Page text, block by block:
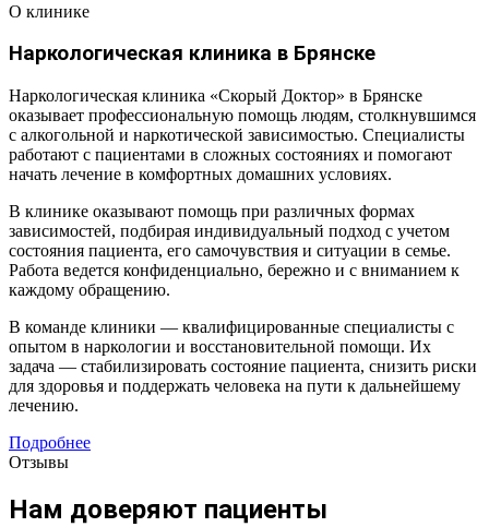
О клинике
Наркологическая клиника в Брянске
Наркологическая клиника «Скорый Доктор» в Брянске
оказывает профессиональную помощь людям, столкнувшимся
с алкогольной и наркотической зависимостью. Специалисты
работают с пациентами в сложных состояниях и помогают
начать лечение в комфортных домашних условиях.
В клинике оказывают помощь при различных формах
зависимостей, подбирая индивидуальный подход с учетом
состояния пациента, его самочувствия и ситуации в семье.
Работа ведется конфиденциально, бережно и с вниманием к
каждому обращению.
В команде клиники — квалифицированные специалисты с
опытом в наркологии и восстановительной помощи. Их
задача — стабилизировать состояние пациента, снизить риски
для здоровья и поддержать человека на пути к дальнейшему
лечению.
Подробнее
Отзывы
Нам доверяют пациенты